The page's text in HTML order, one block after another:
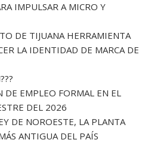
IMPULSAR A MICRO Y
DE TIJUANA HERRAMIENTA
LA IDENTIDAD DE MARCA DE
DE EMPLEO FORMAL EN EL
DEL 2026
DE NOROESTE, LA PLANTA
ANTIGUA DEL PAÍS